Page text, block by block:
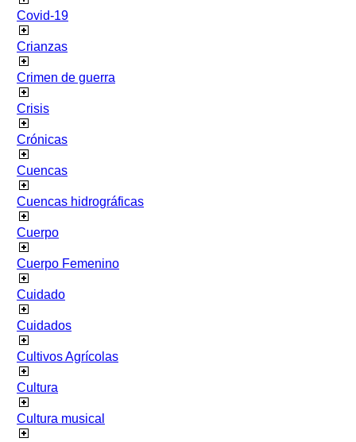
Covid-19
Crianzas
Crimen de guerra
Crisis
Crónicas
Cuencas
Cuencas hidrográficas
Cuerpo
Cuerpo Femenino
Cuidado
Cuidados
Cultivos Agrícolas
Cultura
Cultura musical